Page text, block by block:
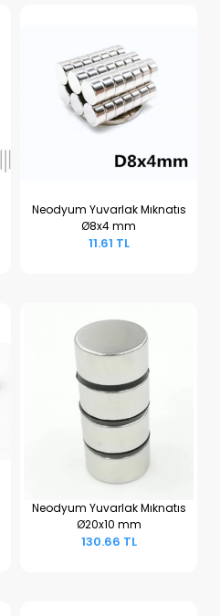
Sepete Ekle
Neodyum Yuvarlak Mıknatıs
Ø8x4 mm
11.61 TL
Sepete Ekle
Neodyum Yuvarlak Mıknatıs
Ø20x10 mm
130.66 TL